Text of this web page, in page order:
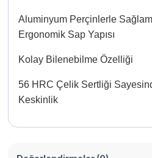
Aluminyum Perçinlerle
Ergonomik Sap Yapısı
Kolay Bilenebilme Özelliği
56 HRC Çelik Sertliği
Keskinlik